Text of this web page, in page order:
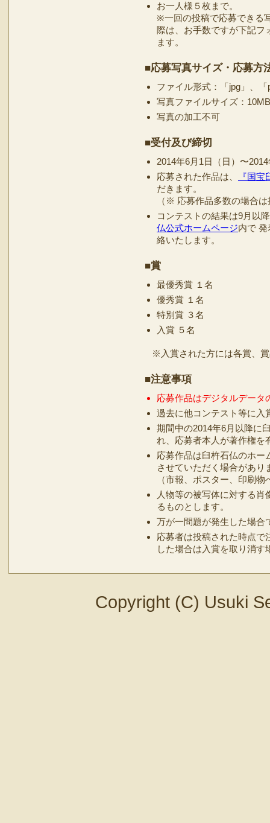
お一人様５枚まで。
※一回の投稿で応募できる
際は、お手数ですが下記
ます。
■応募写真サイズ・応募方
ファイル形式：「jpg」、
写真ファイルサイズ：
写真の加工不可
■受付及び締切
2014年6月1日（日）〜
応募された作品は、
『国
だきます。
（※ 応募作品多数の場合
コンテストの結果は9月以
仏公式ホームページ内で
絡いたします。
■賞
最優秀賞 １名
優秀賞 １名
特別賞 ３名
入賞 ５名
※入賞された方には各賞、
■注意事項
応募作品はデジタルデータ
過去に他コンテスト等に入
期間中の2014年6月以降に
れ、応募者本人が著作権を
応募作品は臼杵石仏のホー
させていただく場合があり
（市報、ポスター、印刷
人物等の被写体に対する
るものとします。
万が一問題が発生した場合
応募者は投稿された時点で
した場合は入賞を取り消す
Copyright (C) Usuki